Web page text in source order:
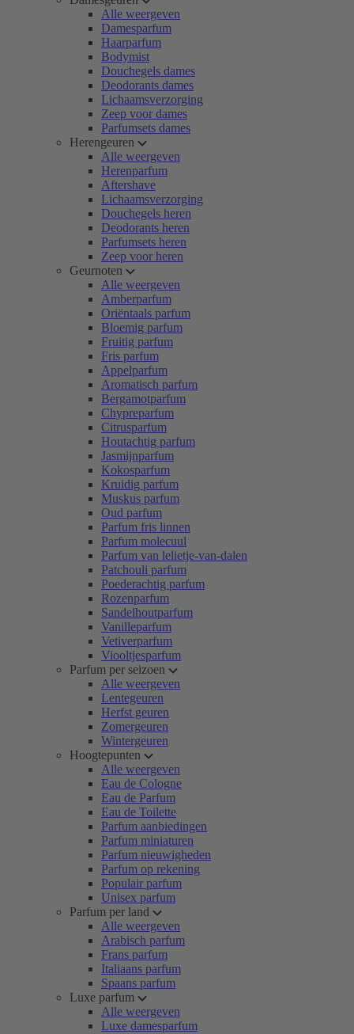
Alle weergeven
Damesparfum
Haarparfum
Bodymist
Douchegels dames
Deodorants dames
Lichaamsverzorging
Zeep voor dames
Parfumsets dames
Herengeuren
Alle weergeven
Herenparfum
Aftershave
Lichaamsverzorging
Douchegels heren
Deodorants heren
Parfumsets heren
Zeep voor heren
Geurnoten
Alle weergeven
Amberparfum
Oriëntaals parfum
Bloemig parfum
Fruitig parfum
Fris parfum
Appelparfum
Aromatisch parfum
Bergamotparfum
Chypreparfum
Citrusparfum
Houtachtig parfum
Jasmijnparfum
Kokosparfum
Kruidig parfum
Muskus parfum
Oud parfum
Parfum fris linnen
Parfum molecuul
Parfum van lelietje-van-dalen
Patchouli parfum
Poederachtig parfum
Rozenparfum
Sandelhoutparfum
Vanilleparfum
Vetiverparfum
Viooltjesparfum
Parfum per seizoen
Alle weergeven
Lentegeuren
Herfst geuren
Zomergeuren
Wintergeuren
Hoogtepunten
Alle weergeven
Eau de Cologne
Eau de Parfum
Eau de Toilette
Parfum aanbiedingen
Parfum miniaturen
Parfum nieuwigheden
Parfum op rekening
Populair parfum
Unisex parfum
Parfum per land
Alle weergeven
Arabisch parfum
Frans parfum
Italiaans parfum
Spaans parfum
Luxe parfum
Alle weergeven
Luxe damesparfum